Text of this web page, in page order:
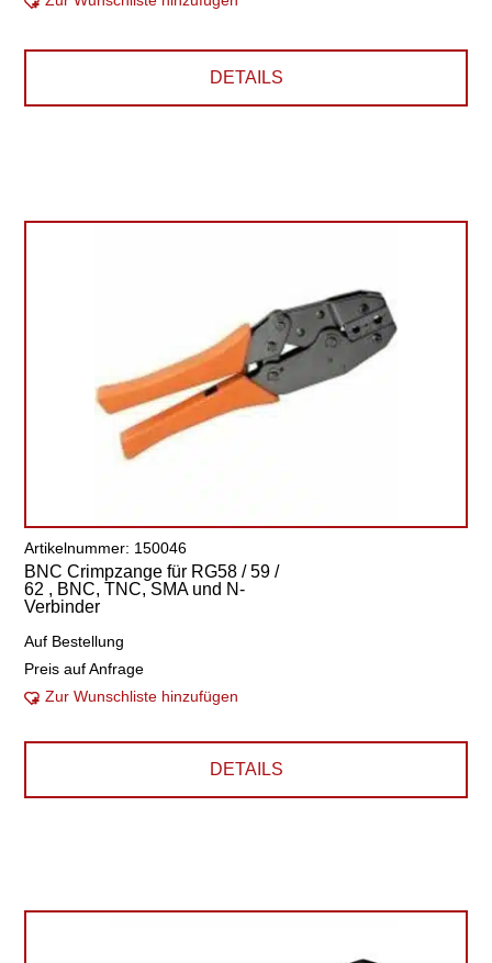
DETAILS
Artikelnummer: 150046
BNC Crimpzange für RG58 / 59 /
62 , BNC, TNC, SMA und N-
Verbinder
Auf Bestellung
Preis auf Anfrage
Zur Wunschliste hinzufügen
DETAILS